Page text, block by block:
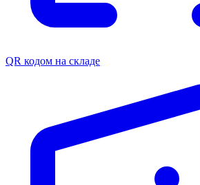
QR кодом на складе